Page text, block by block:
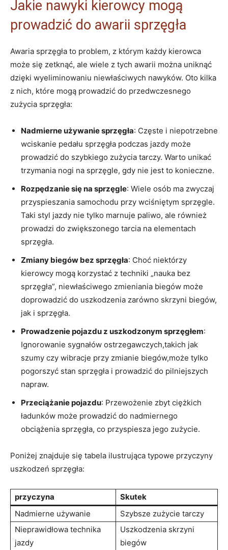
Jakie ⁣nawyki kierowcy mogą
prowadzić do awarii sprzęgła
Awaria sprzęgła to problem, z którym każdy kierowca​
może ⁣się ​zetknąć, ale wiele z tych awarii można‍ uniknąć⁣
dzięki wyeliminowaniu niewłaściwych nawyków. Oto kilka
⁢z nich, które mogą prowadzić‍ do przedwczesnego
zużycia sprzęgła:
Nadmierne ⁤używanie sprzęgła: Częste‌ i niepotrzebne
⁣wciskanie pedału sprzęgła podczas jazdy może
prowadzić⁤ do szybkiego zużycia tarczy.⁣ Warto unikać
trzymania nogi⁢ na ‌sprzęgle, gdy​ nie jest to konieczne.
Rozpędzanie⁢ się na sprzęgle: Wiele osób⁣ ma zwyczaj
przyspieszania samochodu przy wciśniętym sprzęgle.
Taki styl jazdy ⁤nie tylko marnuje paliwo, ale również
prowadzi do zwiększonego tarcia na ⁢elementach​
sprzęgła.
Zmiany biegów​ bez sprzęgła: Choć niektórzy
kierowcy⁣ mogą⁤ korzystać z⁢ techniki „nauka bez
sprzęgła”,‌ niewłaściwego zmieniania biegów może⁤
doprowadzić do uszkodzenia ⁣zarówno skrzyni⁤ biegów,
jak i sprzęgła.
Prowadzenie pojazdu z uszkodzonym sprzęgłem:
Ignorowanie⁣ sygnałów ostrzegawczych,takich jak⁢
szumy czy wibracje przy zmianie biegów,może tylko⁣
pogorszyć ​stan sprzęgła i prowadzić do pilniejszych ​
napraw.
Przeciążanie pojazdu:‍ Przewożenie zbyt ciężkich
⁢ładunków może prowadzić do nadmiernego
obciążenia sprzęgła, co ⁤przyspiesza jego zużycie.
Poniżej ⁤znajduje się tabela ilustrująca typowe przyczyny‍
uszkodzeń sprzęgła:
przyczyna
Skutek
Nadmierne używanie
Szybsze‍ zużycie tarczy
Nieprawidłowa technika ​
jazdy
Uszkodzenia skrzyni
biegów